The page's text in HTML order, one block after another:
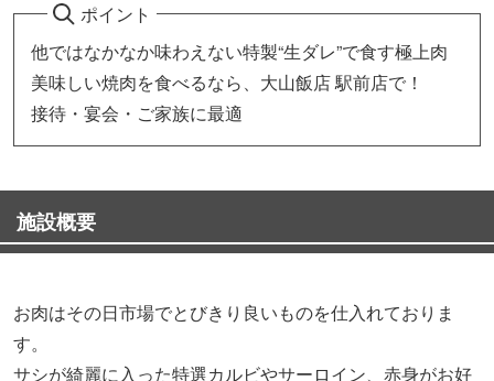
ポイント
他ではなかなか味わえない特製“生ダレ”で食す極上肉
美味しい焼肉を食べるなら、大山飯店 駅前店で！
接待・宴会・ご家族に最適
施設概要
お肉はその日市場でとびきり良いものを仕入れておりま
す。
サシが綺麗に入った特選カルビやサーロイン、赤身がお好